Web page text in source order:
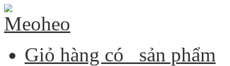
Giỏ hàng có
sản phẩm